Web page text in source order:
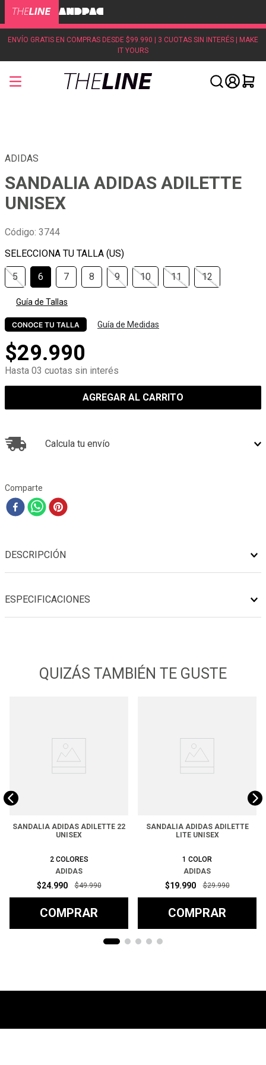
ENVÍO GRATIS EN COMPRAS DESDE $99.990 | 3 CUOTAS SIN INTERÉS | MAKE
IT YOURS
ADIDAS
SANDALIA ADIDAS ADILETTE
UNISEX
Código: 3744
5 6 7 8 9 10 11 12
Guía de Tallas
CONOCE TU TALLA Guía de Medidas
$29.990
Hasta 03 cuotas sin interés
AGREGAR AL CARRITO
Calcula tu envío
Comparte
DESCRIPCIÓN
ESPECIFICACIONES
QUIZÁS TAMBIÉN TE GUSTE
SANDALIA ADIDAS ADILETTE 22
UNISEX
2 COLORES
ADIDAS
$24.990 $49.990
COMPRAR
SANDALIA ADIDAS ADILETTE
LITE UNISEX
1 COLOR
ADIDAS
$19.990 $29.990
COMPRAR